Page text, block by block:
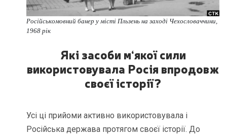
Російськомовний банер у місті Пльзень на заході Чехословаччини,
1968 рік
Які засоби м‘якої сили
використовувала Росія впродовж
своєї історії?
Усі ці прийоми активно використовувала і
Російська держава протягом своєї історії. До